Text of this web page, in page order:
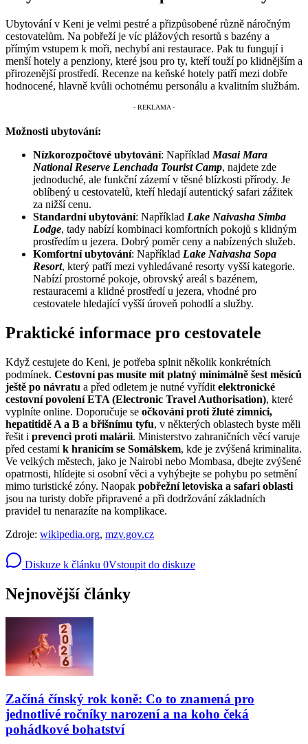
Ubytování v Keni je velmi pestré a přizpůsobené různě náročným
cestovatelům. Na pobřeží je víc plážových resortů s bazény a
přímým vstupem k moři, nechybí ani restaurace. Pak tu fungují i
menší hotely a penziony, které jsou pro ty, kteří touží po klidnějším a
přirozenější prostředí. Recenze na keňské hotely patří mezi dobře
hodnocené, hlavně kvůli ochotnému personálu a kvalitním službám.
Možnosti ubytování:
Nízkorozpočtové ubytování: NapříkladMasai Mara
National Reserve Lenchada Tourist Camp, najdete zde
jednoduché, ale funkční zázemí v těsné blízkosti přírody. Je
oblíbený u cestovatelů, kteří hledají autentický safari zážitek
za nižší cenu.
Standardní ubytování: Například Lake Naivasha Simba
Lodge, tady nabízí kombinaci komfortních pokojů s klidným
prostředím u jezera. Dobrý poměr ceny a nabízených služeb.
Komfortní ubytování: Například Lake Naivasha Sopa
Resort, který patří mezi vyhledávané resorty vyšší kategorie.
Nabízí prostorné pokoje, obrovský areál s bazénem,
restauracemi a klidné prostředí u jezera, vhodné pro
cestovatele hledající vyšší úroveň pohodlí a služby.
Praktické informace pro cestovatele
Když cestujete do Keni, je potřeba splnit několik konkrétních
podmínek. Cestovní pas musíte mít platný minimálně šest měsíců
ještě po návratu a před odletem je nutné vyřídit elektronické
cestovní povolení ETA (Electronic Travel Authorisation), které
vyplníte online. Doporučuje se očkování proti žluté zimnici,
hepatitidě A a B a břišnímu tyfu, v některých oblastech byste měli
řešit i prevenci proti malárii. Ministerstvo zahraničních věcí varuje
před cestami k hranicím se Somálskem, kde je zvýšená kriminalita.
Ve velkých městech, jako je Nairobi nebo Mombasa, dbejte zvýšené
opatrnosti, hlídejte si osobní věci a vyhýbejte se pohybu po setmění
mimo turistické zóny. Naopak pobřežní letoviska a safari oblasti
jsou na turisty dobře připravené a při dodržování základních
pravidel tu nenarazíte na komplikace.
Zdroje: wikipedia.org, mzv.gov.cz
Diskuze k článku 0Vstoupit do diskuze
Nejnovější články
Začíná čínský rok koně: Co to znamená pro
jednotlivé ročníky narození a na koho čeká
pohádkové bohatství